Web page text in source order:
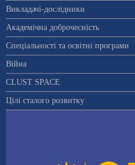
Викладачі-дослідники
Академічна доброчесність
Спеціальності та освітні програми
Війна
CLUST SPACE
Цілі сталого розвитку